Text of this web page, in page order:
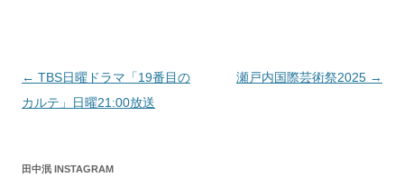
投
稿
ゲ
← TBS日曜ドラマ「19番目の
カルテ」日曜21:00放送
瀬戸内国際芸術祭2025 →
田中泯 INSTAGRAM